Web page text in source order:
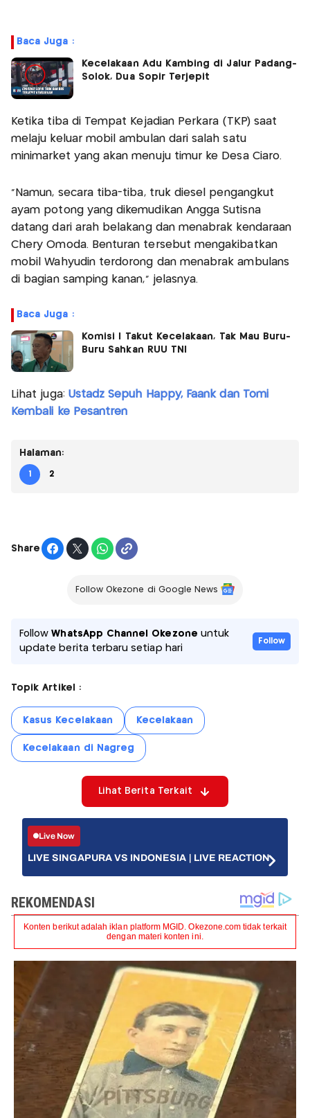
Baca Juga :
Kecelakaan Adu Kambing di Jalur Padang-
Solok, Dua Sopir Terjepit
Ketika tiba di Tempat Kejadian Perkara (TKP) saat
melaju keluar mobil ambulan dari salah satu
minimarket yang akan menuju timur ke Desa Ciaro.
"Namun, secara tiba-tiba, truk diesel pengangkut
ayam potong yang dikemudikan Angga Sutisna
datang dari arah belakang dan menabrak kendaraan
Chery Omoda. Benturan tersebut mengakibatkan
mobil Wahyudin terdorong dan menabrak ambulans
di bagian samping kanan," jelasnya.
Baca Juga :
Komisi I Takut Kecelakaan, Tak Mau Buru-
Buru Sahkan RUU TNI
Lihat juga: Ustadz Sepuh Happy, Faank dan Tomi
Kembali ke Pesantren
Halaman:
1 2
Share
Follow Okezone di Google News
FollowWhatsApp Channel Okezone untuk
update berita terbaru setiap hari
Follow
Topik Artikel :
Kasus Kecelakaan Kecelakaan
Kecelakaan di Nagreg
Lihat Berita Terkait
Live Now
LIVE SINGAPURA VS INDONESIA | LIVE REACTION